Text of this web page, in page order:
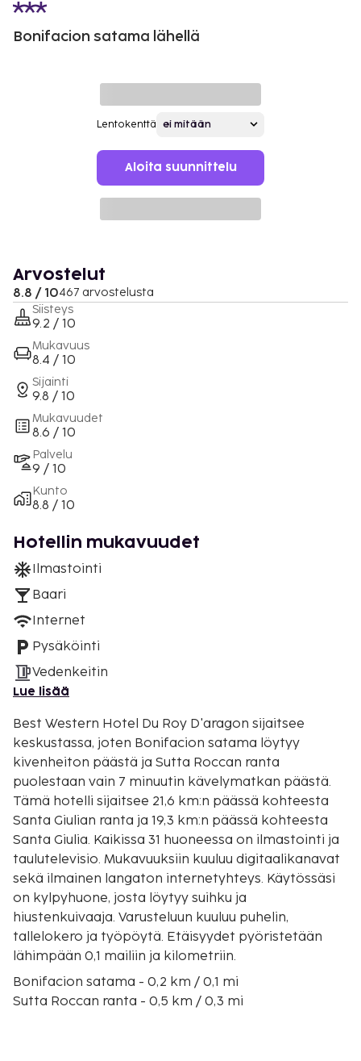
Bonifacion satama lähellä
Lentokenttä
Aloita suunnittelu
Arvostelut
8.8 / 10467 arvostelusta
Siisteys
9.2 / 10
Mukavuus
8.4 / 10
Sijainti
9.8 / 10
Mukavuudet
8.6 / 10
Palvelu
9 / 10
Kunto
8.8 / 10
Hotellin mukavuudet
Ilmastointi
Baari
Internet
Pysäköinti
Vedenkeitin
Lue lisää
Best Western Hotel Du Roy D'aragon sijaitsee
keskustassa, joten Bonifacion satama löytyy
kivenheiton päästä ja Sutta Roccan ranta
puolestaan vain 7 minuutin kävelymatkan päästä.
Tämä hotelli sijaitsee 21,6 km:n päässä kohteesta
Santa Giulian ranta ja 19,3 km:n päässä kohteesta
Santa Giulia. Kaikissa 31 huoneessa on ilmastointi ja
taulutelevisio. Mukavuuksiin kuuluu digitaalikanavat
sekä ilmainen langaton internetyhteys. Käytössäsi
on kylpyhuone, josta löytyy suihku ja
hiustenkuivaaja. Varusteluun kuuluu puhelin,
tallelokero ja työpöytä. Etäisyydet pyöristetään
lähimpään 0,1 mailiin ja kilometriin.
Bonifacion satama - 0,2 km / 0,1 mi
Sutta Roccan ranta - 0,5 km / 0,3 mi